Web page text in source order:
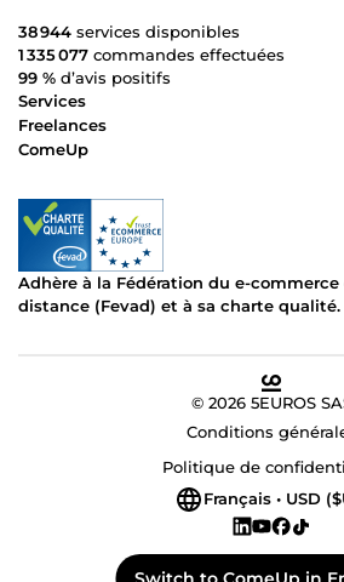
38 944 services disponibles
1 335 077 commandes effectuées
99 % d’avis positifs
Services
Freelances
ComeUp
Adhère à la Fédération du e-
distance (Fevad) et à sa charte qualité.
© 2026 5EUROS
Conditions
Politique de
Français • USD